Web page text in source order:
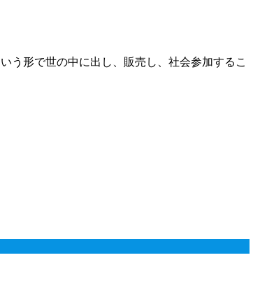
う形で世の中に出し、販売し、社会参加するこ